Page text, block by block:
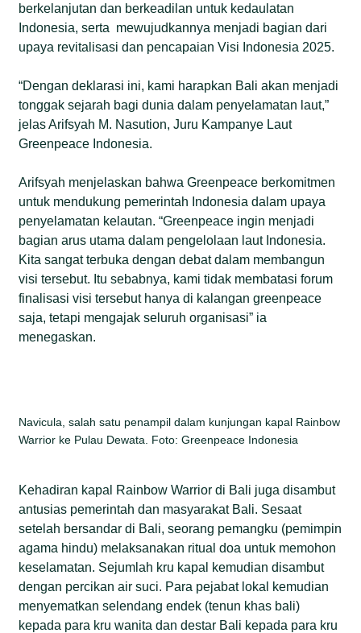
berkelanjutan dan berkeadilan untuk kedaulatan
Indonesia, serta mewujudkannya menjadi bagian dari
upaya revitalisasi dan pencapaian Visi Indonesia 2025.
“Dengan deklarasi ini, kami harapkan Bali akan menjadi
tonggak sejarah bagi dunia dalam penyelamatan laut,”
jelas Arifsyah M. Nasution, Juru Kampanye Laut
Greenpeace Indonesia.
Arifsyah menjelaskan bahwa Greenpeace berkomitmen
untuk mendukung pemerintah Indonesia dalam upaya
penyelamatan kelautan. “Greenpeace ingin menjadi
bagian arus utama dalam pengelolaan laut Indonesia.
Kita sangat terbuka dengan debat dalam membangun
visi tersebut. Itu sebabnya, kami tidak membatasi forum
finalisasi visi tersebut hanya di kalangan greenpeace
saja, tetapi mengajak seluruh organisasi” ia
menegaskan.
Navicula, salah satu penampil dalam kunjungan kapal Rainbow
Warrior ke Pulau Dewata. Foto: Greenpeace Indonesia
Kehadiran kapal Rainbow Warrior di Bali juga disambut
antusias pemerintah dan masyarakat Bali. Sesaat
setelah bersandar di Bali, seorang pemangku (pemimpin
agama hindu) melaksanakan ritual doa untuk memohon
keselamatan. Sejumlah kru kapal kemudian disambut
dengan percikan air suci. Para pejabat lokal kemudian
menyematkan selendang endek (tenun khas bali)
kepada para kru wanita dan destar Bali kepada para kru